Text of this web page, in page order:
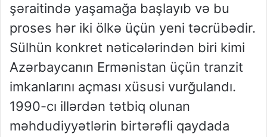
şəraitində yaşamağa başlayıb və bu
proses hər iki ölkə üçün yeni təcrübədir.
Sülhün konkret nəticələrindən biri kimi
Azərbaycanın Ermənistan üçün tranzit
imkanlarını açması xüsusi vurğulandı.
1990-cı illərdən tətbiq olunan
məhdudiyyətlərin birtərəfli qaydada